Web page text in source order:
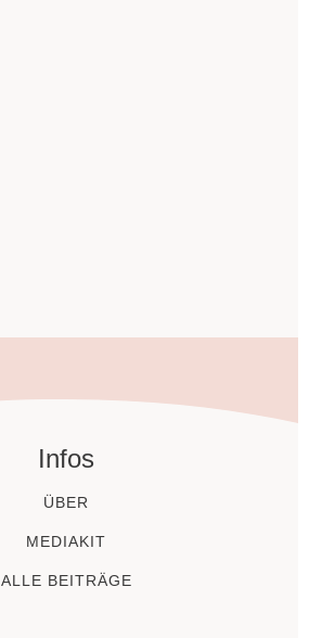
Infos
ÜBER
MEDIAKIT
ALLE BEITRÄGE